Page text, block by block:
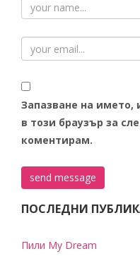
Запазване на името,
в този браузър за
коментирам.
ПОСЛЕДНИ
Пили My Dream